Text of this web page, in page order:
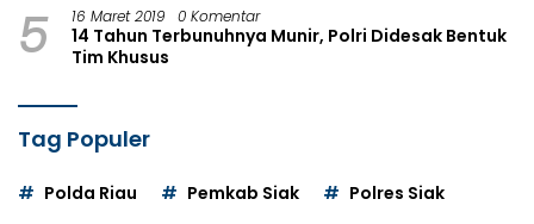
5 16 Maret 2019 0 Komentar
14 Tahun Terbunuhnya Munir, Polri Didesak Bentuk
Tim Khusus
Tag Populer
Polda Riau Pemkab Siak
Polres Siak